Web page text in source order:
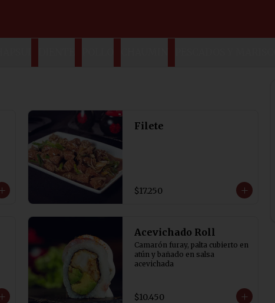
Filete
$17.250
Acevichado Roll
Camarón furay, palta cubierto en
atún y bañado en salsa
acevichada
$10.450